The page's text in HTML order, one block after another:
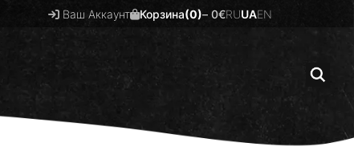
Ваш Аккаунт Корзина(0)– 0€RUUAEN